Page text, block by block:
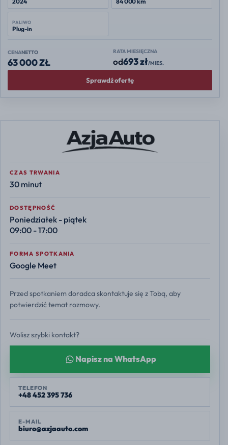
PALIWO
Plug-in
CENANETTO
63 000 ZŁ
RATA MIESIĘCZNA
od693 zł/MIES.
Sprawdź ofertę
CZAS TRWANIA
30 minut
DOSTĘPNOŚĆ
Poniedziałek - piątek
09:00 - 17:00
FORMA SPOTKANIA
Google Meet
Przed spotkaniem doradca skontaktuje się z Tobą, aby
potwierdzić temat rozmowy.
Wolisz szybki kontakt?
Napisz na WhatsApp
TELEFON
+48 452 395 736
E-MAIL
biuro@azjaauto.com